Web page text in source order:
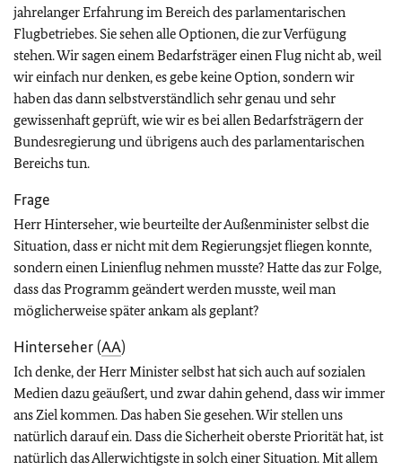
jahrelanger Erfahrung im Bereich des parlamentarischen
Flugbetriebes. Sie sehen alle Optionen, die zur Verfügung
stehen. Wir sagen einem Bedarfsträger einen Flug nicht ab, weil
wir einfach nur denken, es gebe keine Option, sondern wir
haben das dann selbstverständlich sehr genau und sehr
gewissenhaft geprüft, wie wir es bei allen Bedarfsträgern der
Bundesregierung und übrigens auch des parlamentarischen
Bereichs tun.
Frage
Herr Hinterseher, wie beurteilte der Außenminister selbst die
Situation, dass er nicht mit dem Regierungsjet fliegen konnte,
sondern einen Linienflug nehmen musste? Hatte das zur Folge,
dass das Programm geändert werden musste, weil man
möglicherweise später ankam als geplant?
Hinterseher (AA)
Ich denke, der Herr Minister selbst hat sich auch auf sozialen
Medien dazu geäußert, und zwar dahin gehend, dass wir immer
ans Ziel kommen. Das haben Sie gesehen. Wir stellen uns
natürlich darauf ein. Dass die Sicherheit oberste Priorität hat, ist
natürlich das Allerwichtigste in solch einer Situation. Mit allem